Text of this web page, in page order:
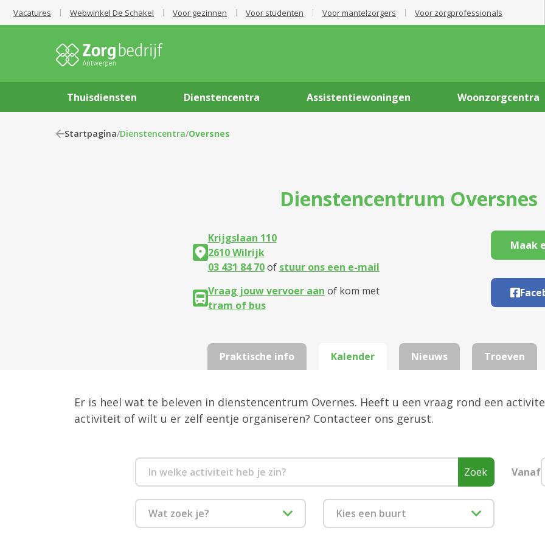
Vacatures Webwinkel De Schakel Voor gezinnen Voor studenten Voor mantelzorgers Voor zorgprofessionals
Thuisdiensten Dienstencentra Assistentiewoningen Woonzorgcentra
Startpagina/Dienstencentra/Oversnes
Dienstencentrum Oversnes
Krijgslaan 110
2610 Wilrijk
03 431 84 70of stuur ons een e-mail
Vraag jouw vervoer aan of kom met
tram of bus
Maak
Praktische info Kalender
Er is heel wat te beleven in dienstencentrum Overnes. Heeft u een vraag rond een
activiteit of wilt u er zelf eentje organiseren? Contacteer ons gerust.
Zoek Vanaf
Wat zoek je?
Kies een buurt
Nieuws Troeven